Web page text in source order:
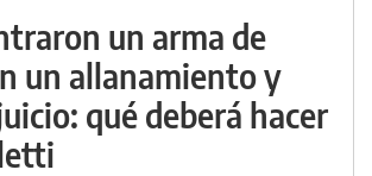
un arma de
un allanamiento y
qué deberá hacer